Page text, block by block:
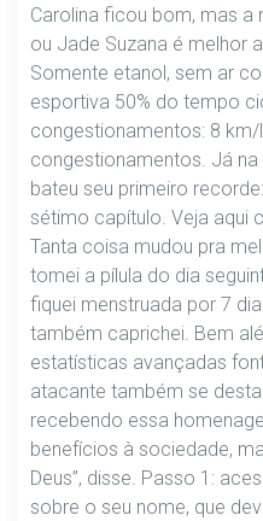
Carolina ficou bom, mas a
ou Jade Suzana é melhor
Somente etanol, sem ar
esportiva 50% do tempo
congestionamentos: 8
congestionamentos. Já
bateu seu primeiro
sétimo capítulo. Veja aqui
Tanta coisa mudou pra
tomei a pílula do dia
fiquei menstruada por 7
também caprichei. Bem
estatísticas avançadas
atacante também se
recebendo essa
benefícios à sociedade,
Deus”, disse. Passo 1:
sobre o seu nome, que